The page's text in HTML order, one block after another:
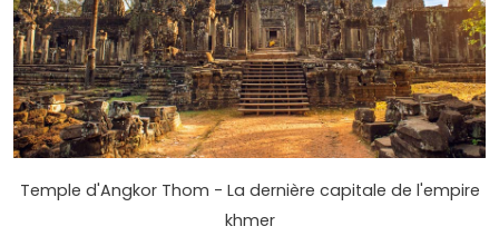
Temple d'Angkor Thom - La dernière capitale de l'empire
khmer